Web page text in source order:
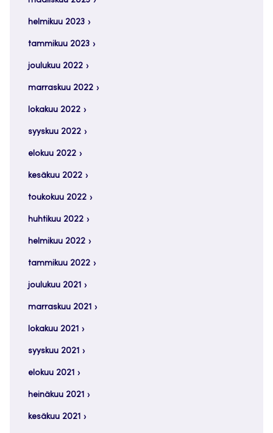
helmikuu 2023
tammikuu 2023
joulukuu 2022
marraskuu 2022
lokakuu 2022
syyskuu 2022
elokuu 2022
kesäkuu 2022
toukokuu 2022
huhtikuu 2022
helmikuu 2022
tammikuu 2022
joulukuu 2021
marraskuu 2021
lokakuu 2021
syyskuu 2021
elokuu 2021
heinäkuu 2021
kesäkuu 2021